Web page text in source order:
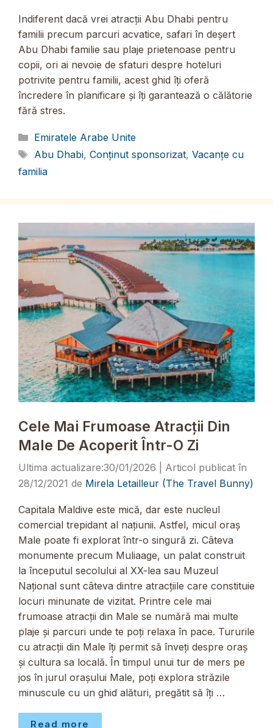
Indiferent dacă vrei atracții Abu Dhabi pentru
familii precum parcuri acvatice, safari în deșert
Abu Dhabi familie sau plaje prietenoase pentru
copii, ori ai nevoie de sfaturi despre hoteluri
potrivite pentru familii, acest ghid îți oferă
încredere în planificare și îți garantează o călătorie
fără stres.
Categorii
Emiratele Arabe Unite
Etichete
Abu Dhabi, Conținut sponsorizat, Vacanțe cu
familia
Cele Mai Frumoase Atracții Din
Male De Acoperit Într-O Zi
30/01/2026
28/12/2021 de Mirela Letailleur (The Travel Bunny)
Capitala Maldive este mică, dar este nucleul
comercial trepidant al națiunii. Astfel, micul oraș
Male poate fi explorat într-o singură zi. Câteva
monumente precum Muliaage, un palat construit
la începutul secolului al XX-lea sau Muzeul
Național sunt câteva dintre atracțiile care constituie
locuri minunate de vizitat. Printre cele mai
frumoase atracții din Male se numără mai multe
plaje și parcuri unde te poți relaxa în pace. Tururile
cu atracții din Male îți permit să înveți despre oraș
și cultura sa locală. În timpul unui tur de mers pe
jos în jurul orașului Male, poți explora străzile
minuscule cu un ghid alături, pregătit să îți …
Read more